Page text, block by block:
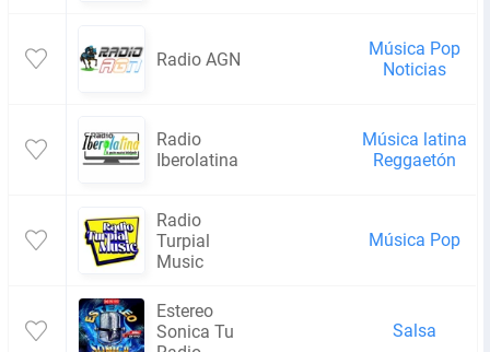
Radio AGN
Música Pop
Noticias
Radio
Iberolatina
Música latina
Reggaetón
Radio
Turpial
Music
Música Pop
Estereo
Sonica Tu
Salsa